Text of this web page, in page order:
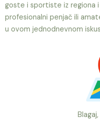
goste i sportiste iz regiona
profesionalni penjač ili
u ovom jednodnevnom